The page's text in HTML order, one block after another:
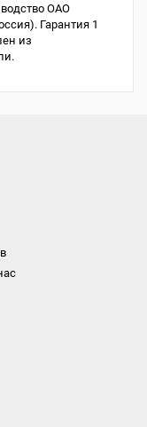
ОАО
Гарантия 1
из